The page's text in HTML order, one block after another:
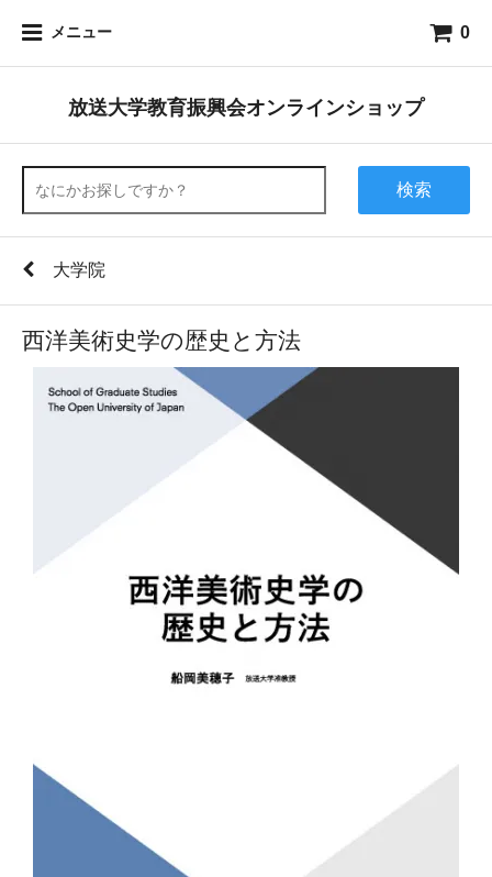
メニュー 0
放送大学教育振興会オンラインショップ
検索
大学院
西洋美術史学の歴史と方法